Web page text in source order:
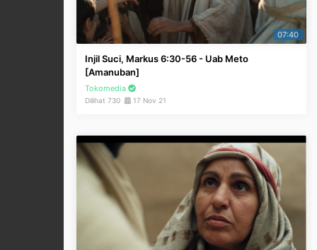
07:40
Injil Suci, Markus 6:30-56 - Uab Meto
[Amanuban]
Tokomedia
Dilihat 730 17 Nov 21